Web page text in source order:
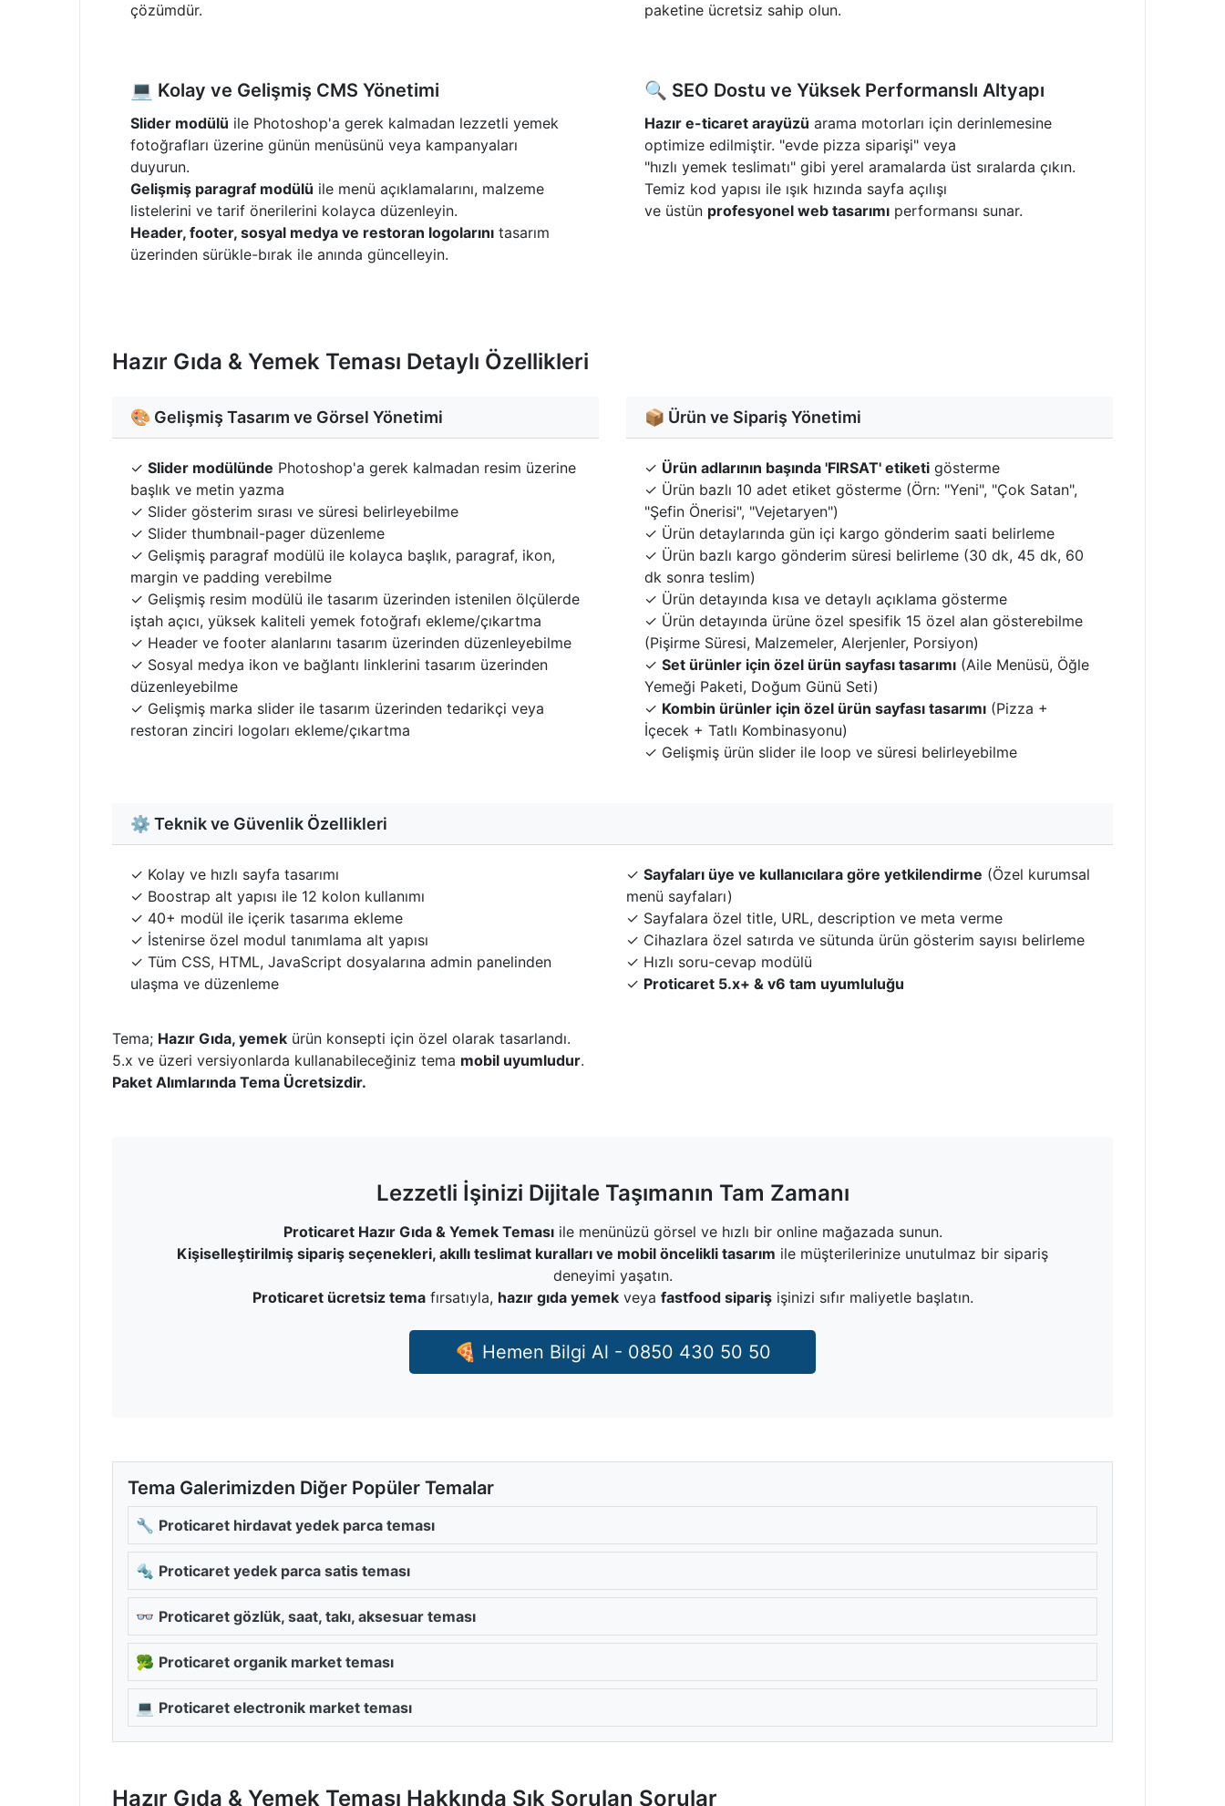
çözümdür.
paketine ücretsiz sahip olun.
💻 Kolay ve Gelişmiş CMS Yönetimi
Slider modülü ile Photoshop'a gerek kalmadan lezzetli yemek
fotoğrafları üzerine günün menüsünü veya kampanyaları
duyurun.
Gelişmiş paragraf modülü ile menü açıklamalarını, malzeme
listelerini ve tarif önerilerini kolayca düzenleyin.
Header, footer, sosyal medya ve restoran logolarını tasarım
üzerinden sürükle-bırak ile anında güncelleyin.
🔍 SEO Dostu ve Yüksek Performanslı Altyapı
Hazır e-ticaret arayüzü arama motorları için derinlemesine
optimize edilmiştir. "evde pizza siparişi" veya
"hızlı yemek teslimatı" gibi yerel aramalarda üst sıralarda çıkın.
Temiz kod yapısı ile ışık hızında sayfa açılışı
ve üstün profesyonel web tasarımı performansı sunar.
Hazır Gıda & Yemek Teması Detaylı Özellikleri
🎨 Gelişmiş Tasarım ve Görsel Yönetimi
✓ Slider modülünde Photoshop'a gerek kalmadan resim üzerine
başlık ve metin yazma
✓ Slider gösterim sırası ve süresi belirleyebilme
✓ Slider thumbnail-pager düzenleme
✓ Gelişmiş paragraf modülü ile kolayca başlık, paragraf, ikon,
margin ve padding verebilme
✓ Gelişmiş resim modülü ile tasarım üzerinden istenilen ölçülerde
iştah açıcı, yüksek kaliteli yemek fotoğrafı ekleme/çıkartma
✓ Header ve footer alanlarını tasarım üzerinden düzenleyebilme
✓ Sosyal medya ikon ve bağlantı linklerini tasarım üzerinden
düzenleyebilme
✓ Gelişmiş marka slider ile tasarım üzerinden tedarikçi veya
restoran zinciri logoları ekleme/çıkartma
📦 Ürün ve Sipariş Yönetimi
✓ Ürün adlarının başında 'FIRSAT' etiketi gösterme
✓ Ürün bazlı 10 adet etiket gösterme (Örn: "Yeni", "Çok Satan",
"Şefin Önerisi", "Vejetaryen")
✓ Ürün detaylarında gün içi kargo gönderim saati belirleme
✓ Ürün bazlı kargo gönderim süresi belirleme (30 dk, 45 dk, 60
dk sonra teslim)
✓ Ürün detayında kısa ve detaylı açıklama gösterme
✓ Ürün detayında ürüne özel spesifik 15 özel alan gösterebilme
(Pişirme Süresi, Malzemeler, Alerjenler, Porsiyon)
✓ Set ürünler için özel ürün sayfası tasarımı (Aile Menüsü, Öğle
Yemeği Paketi, Doğum Günü Seti)
✓ Kombin ürünler için özel ürün sayfası tasarımı (Pizza +
İçecek + Tatlı Kombinasyonu)
✓ Gelişmiş ürün slider ile loop ve süresi belirleyebilme
⚙️ Teknik ve Güvenlik Özellikleri
✓ Kolay ve hızlı sayfa tasarımı
✓ Boostrap alt yapısı ile 12 kolon kullanımı
✓ 40+ modül ile içerik tasarıma ekleme
✓ İstenirse özel modul tanımlama alt yapısı
✓ Tüm CSS, HTML, JavaScript dosyalarına admin panelinden
ulaşma ve düzenleme
✓ Sayfaları üye ve kullanıcılara göre yetkilendirme (Özel kurumsal
menü sayfaları)
✓ Sayfalara özel title, URL, description ve meta verme
✓ Cihazlara özel satırda ve sütunda ürün gösterim sayısı belirleme
✓ Hızlı soru-cevap modülü
✓ Proticaret 5.x+ & v6 tam uyumluluğu
Tema; Hazır Gıda, yemek ürün konsepti için özel olarak tasarlandı.
5.x ve üzeri versiyonlarda kullanabileceğiniz tema mobil uyumludur.
Paket Alımlarında Tema Ücretsizdir.
Lezzetli İşinizi Dijitale Taşımanın Tam Zamanı
Proticaret Hazır Gıda & Yemek Temasıile menünüzü görsel ve hızlı bir online mağazada sunun.
Kişiselleştirilmiş sipariş seçenekleri, akıllı teslimat kuralları ve mobil öncelikli tasarım ile müşterilerinize unutulmaz bir sipariş
deneyimi yaşatın.
Proticaret ücretsiz temafırsatıyla, hazır gıda yemekveya fastfood siparişişinizi sıfır maliyetle başlatın.
🍕 Hemen Bilgi Al - 0850 430 50 50
Tema Galerimizden Diğer Popüler Temalar
🔧 Proticaret hirdavat yedek parca teması
🔩 Proticaret yedek parca satis teması
👓 Proticaret gözlük, saat, takı, aksesuar teması
🥦 Proticaret organik market teması
💻 Proticaret electronik market teması
Hazır Gıda & Yemek Teması Hakkında Sık Sorulan Sorular